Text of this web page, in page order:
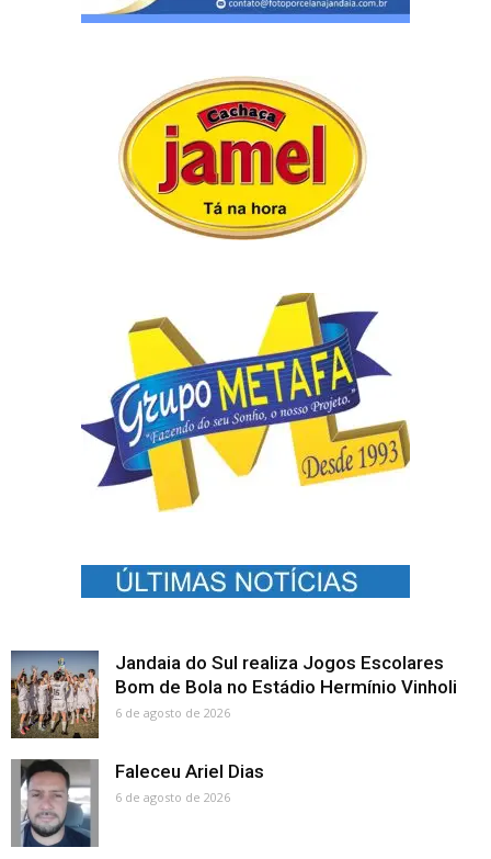
Jandaia do Sul realiza Jogos Escolares
Bom de Bola no Estádio Hermínio Vinholi
6 de agosto de 2026
Faleceu Ariel Dias
6 de agosto de 2026